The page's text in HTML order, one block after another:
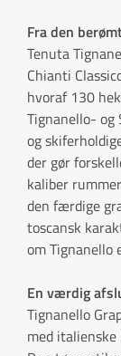
Fra den
Tenuta
Chianti
hvoraf 130
Tignanello- og
og
der gør
kaliber
den færdige
toscansk
om Tignanello
En værdig
Tignanello
med